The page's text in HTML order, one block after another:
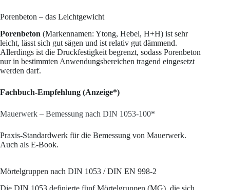
Porenbeton – das Leichtgewicht
Porenbeton (Markennamen: Ytong, Hebel, H+H) ist sehr
leicht, lässt sich gut sägen und ist relativ gut dämmend.
Allerdings ist die Druckfestigkeit begrenzt, sodass Porenbeton
nur in bestimmten Anwendungsbereichen tragend eingesetzt
werden darf.
Fachbuch-Empfehlung (Anzeige*)
Mauerwerk – Bemessung nach DIN 1053-100*
Praxis-Standardwerk für die Bemessung von Mauerwerk.
Auch als E-Book.
Mörtelgruppen nach DIN 1053 / DIN EN 998-2